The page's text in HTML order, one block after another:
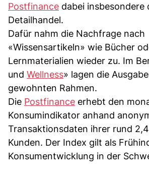
Postfinance dabei insbesondere
Detailhandel.
Dafür nahm die Nachfrage nach
«Wissensartikeln» wie Bücher
Lernmaterialien wieder zu. Im
und Wellness» lagen die
gewohnten Rahmen.
Die Postfinance erhebt den
Konsumindikator anhand
Transaktionsdaten ihrer rund
Kunden. Der Index gilt als
Konsumentwicklung in der